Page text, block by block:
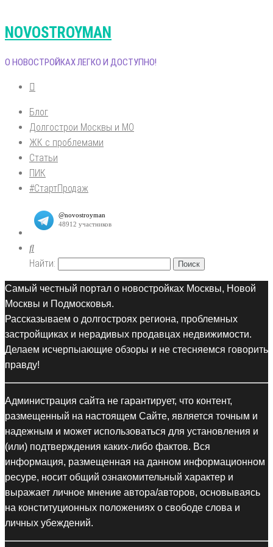
NOVOSTROYMAN
О НОВОСТРОЙКАХ ЛЕГКО И ДОСТУПНО!
Блог
Долгострои Москвы и МО
ЖК с проблемами
Статьи
ПИК
#СтартПродаж
Найти:
Самый честный портал о новостройках Москвы, Новой
Москвы и Подмосковья.
Рассказываем о долгостроях региона, проблемных
застройщиках и нерадивых продавцах недвижимости.
Делаем исчерпыающие обзоры и не стесняемся говорить
правду!
Администрация сайта не гарантирует, что контент,
размещенный на настоящем Сайте, является точным и
надежным и может использоваться для установления и
(или) подтверждения каких-либо фактов. Вся
информация, размещенная на данном информационном
ресуре, носит общий ознакомительный характер и
выражает личное мнение автора/авторов, основываясь
на конституционных положениях о свободе слова и
личных убеждений.